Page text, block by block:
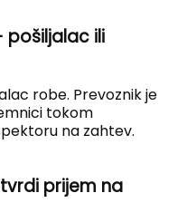
pošiljalac ili
robe. Prevoznik je
tokom
na zahtev.
prijem na